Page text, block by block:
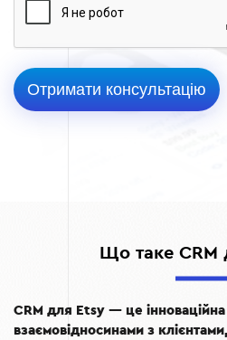
Що таке CRM
CRM для Etsy — це інноваційна
взаємовідносинами з